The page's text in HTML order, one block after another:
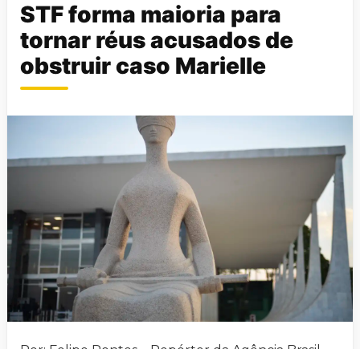
STF forma maioria para
tornar réus acusados de
obstruir caso Marielle